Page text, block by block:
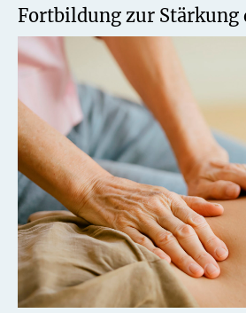
Fortbildung zur Stärkung